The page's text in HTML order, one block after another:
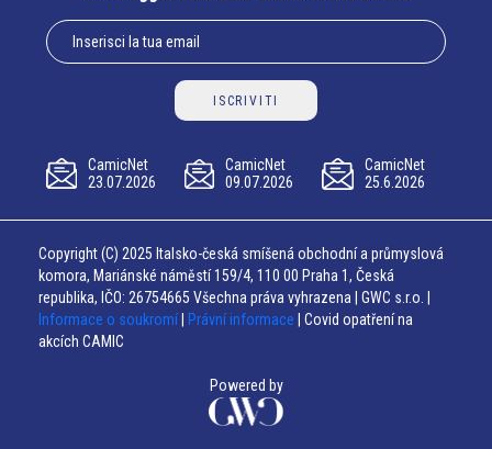
ISCRIVITI
CamicNet
23.07.2026
CamicNet
09.07.2026
CamicNet
25.6.2026
Copyright (C) 2025 Italsko-česká smíšená obchodní a průmyslová
komora, Mariánské náměstí 159/4, 110 00 Praha 1, Česká
republika, IČO: 26754665 Všechna práva vyhrazena | GWC s.r.o. |
Informace o soukromí
Právní informace | Covid opatření na
akcích CAMIC
Powered by